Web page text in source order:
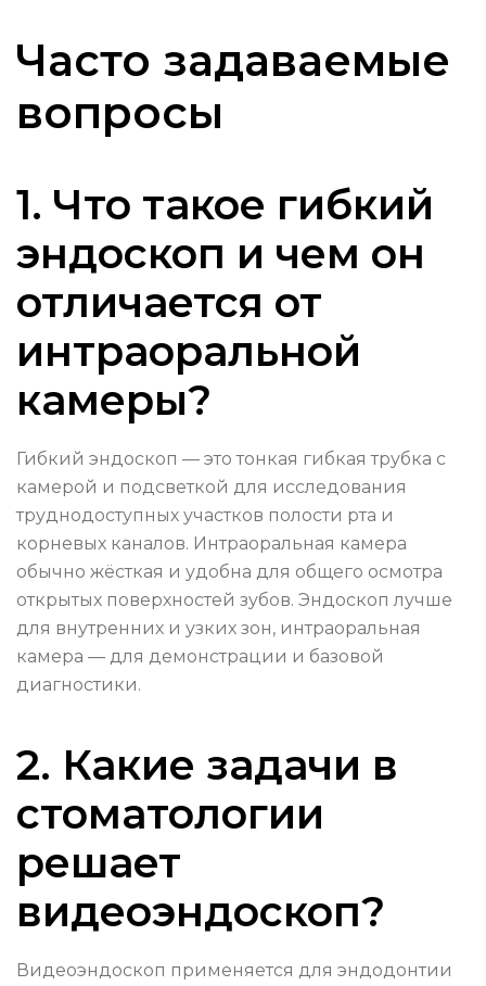
Часто задаваемые
вопросы
1. Что такое гибкий
эндоскоп и чем он
отличается от
интраоральной
камеры?
Гибкий эндоскоп — это тонкая гибкая трубка с
камерой и подсветкой для исследования
труднодоступных участков полости рта и
корневых каналов. Интраоральная камера
обычно жёсткая и удобна для общего осмотра
открытых поверхностей зубов. Эндоскоп лучше
для внутренних и узких зон, интраоральная
камера — для демонстрации и базовой
диагностики.
2. Какие задачи в
стоматологии
решает
видеоэндоскоп?
Видеоэндоскоп применяется для эндодонтии